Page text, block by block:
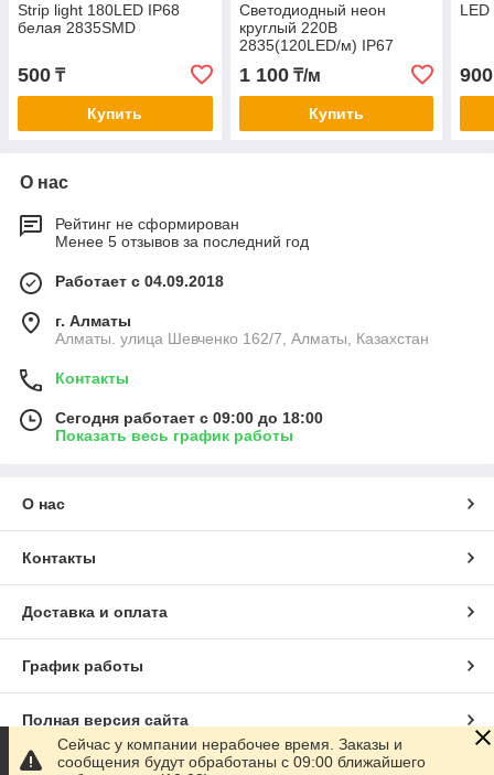
Strip light 180LED IP68
белая 2835SMD
500 ₸
Купить
Cветодиодный неон
круглый 220В
2835(120LED/м) IP67
гибкий неон. холодный
неон
1 100₸/м
Купить
LED
900
О нас
Рейтинг не сформирован
Менее 5 отзывов за последний год
Работает с 04.09.2018
г. Алматы
Алматы. улица Шевченко 162/7, Алматы, Казахстан
Контакты
Сегодня работает с 09:00 до 18:00
Показать весь график работы
О нас
Контакты
Доставка и оплата
График работы
Полная версия сайта
Сейчас у компании нерабочее время. Заказы и
сообщения будут обработаны с 09:00 ближайшего